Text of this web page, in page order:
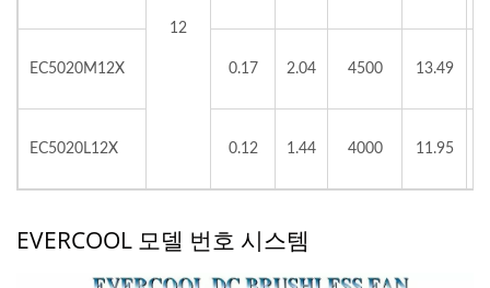
12
EC5020M12X 0.17 2.04 4500 13.49
EC5020L12X 0.12 1.44 4000 11.95
EVERCOOL 모델 번호 시스템